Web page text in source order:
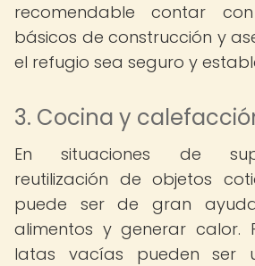
recomendable contar
básicos de construcción y
el refugio sea seguro y
3. Cocina y
En situaciones de
reutilización de objetos
puede ser de gran
alimentos y generar calor.
latas vacías pueden ser